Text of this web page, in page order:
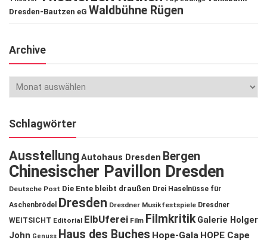
Dresden-Bautzen eG Waldbühne Rügen
Archive
Schlagwörter
Ausstellung Autohaus Dresden Bergen
Chinesischer Pavillon Dresden
Deutsche Post Die Ente bleibt draußen Drei Haselnüsse für
Aschenbrödel
Dresden Dresdner Musikfestspiele Dresdner
WEITSICHT Editorial ElbUferei Film Filmkritik Galerie Holger
John Genuss Haus des Buches Hope-Gala HOPE Cape